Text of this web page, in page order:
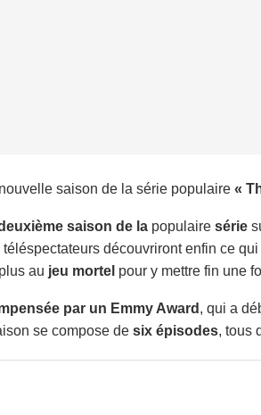
saison de la série populaire «
saison de lapopulaire série
téléspectateurs découvriront enfin ce
au jeu mortel pour y mettre fin une
par un Emmy Award , qui a
se compose de six épisodes, tous